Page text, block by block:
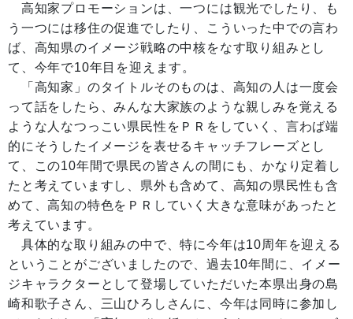
高知家プロモーションは、一つには観光でしたり、も
う一つには移住の促進でしたり、こういった中での言わ
ば、高知県のイメージ戦略の中核をなす取り組みとし
て、今年で10年目を迎えます。
「高知家」のタイトルそのものは、高知の人は一度会
って話をしたら、みんな大家族のような親しみを覚える
ような人なつっこい県民性をＰＲをしていく、言わば端
的にそうしたイメージを表せるキャッチフレーズとし
て、この10年間で県民の皆さんの間にも、かなり定着し
たと考えていますし、県外も含めて、高知の県民性も含
めて、高知の特色をＰＲしていく大きな意味があったと
考えています。
具体的な取り組みの中で、特に今年は10周年を迎える
ということがございましたので、過去10年間に、イメー
ジキャラクターとして登場していただいた本県出身の島
崎和歌子さん、三山ひろしさんに、今年は同時に参加し